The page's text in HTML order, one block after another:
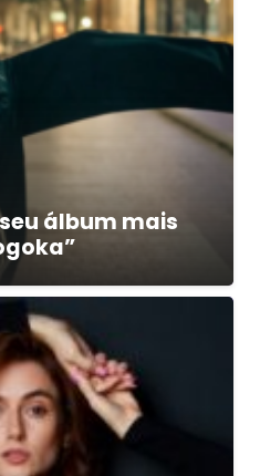
álbum mais